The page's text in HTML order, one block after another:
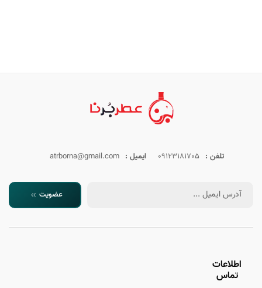
تلفن : 09123181705 ایمیل : atrborna@gmail.com
عضویت
اطلاعات
تماس